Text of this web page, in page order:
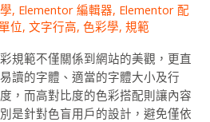
, Elementor 編輯器, Elementor 配
位, 文字行高, 色彩學, 規範
規範不僅關係到網站的美觀，更直
讀的字體、適當的字體大小及行
，而高對比度的色彩搭配則讓內容
是針對色盲用戶的設計，避免僅依